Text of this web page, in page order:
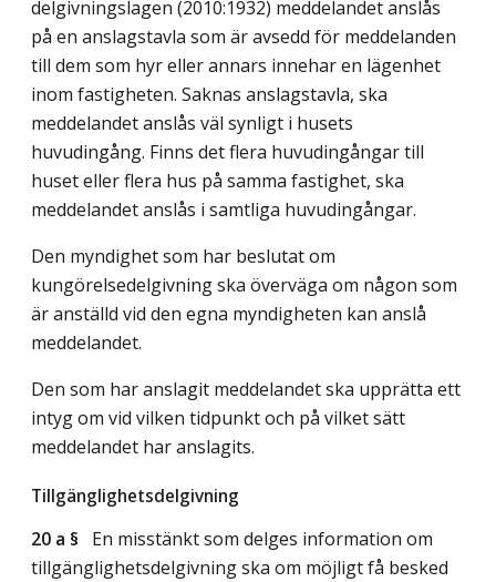
delgivningslagen (2010:1932) meddelandet anslås
på en anslagstavla som är avsedd för meddelanden
till dem som hyr eller annars innehar en lägenhet
inom fastigheten. Saknas anslagstavla, ska
meddelandet anslås väl synligt i husets
huvudingång. Finns det flera huvudingångar till
huset eller flera hus på samma fastighet, ska
meddelandet anslås i samtliga huvudingångar.
Den myndighet som har beslutat om
kungörelsedelgivning ska överväga om någon som
är anställd vid den egna myndigheten kan anslå
meddelandet.
Den som har anslagit meddelandet ska upprätta ett
intyg om vid vilken tidpunkt och på vilket sätt
meddelandet har anslagits.
Tillgänglighetsdelgivning
20 a § En misstänkt som delges information om
tillgänglighetsdelgivning ska om möjligt få besked